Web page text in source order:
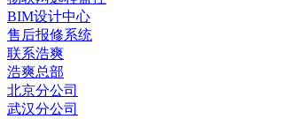
BIM设计中心
售后报修系统
联系浩爽
浩爽总部
北京分公司
武汉分公司